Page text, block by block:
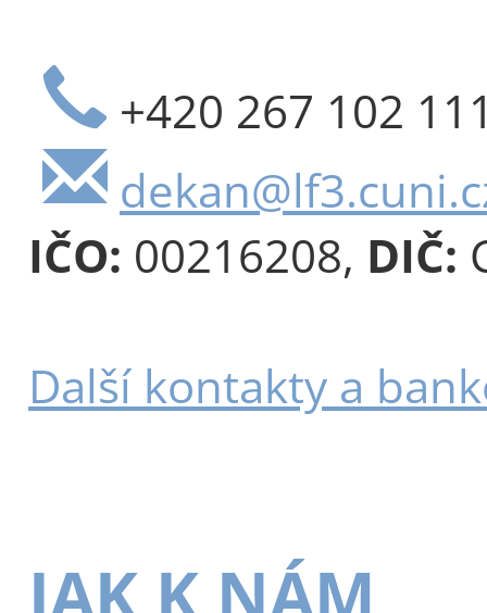
+420 267 102
IČO: 00216208, DIČ:
Další kontakty a
JAK K NÁM